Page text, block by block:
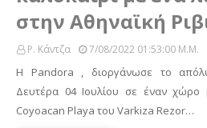
στην Αθηναϊκή
Ρ. Κάντζα 7/08/2022 01:53:00 Μ.μ.
Η Pandora , διοργάνωσε το
Δευτέρα 04 Ιουλίου σε έναν χώρο
Coyoacan Playa του Varkiza Rezor…